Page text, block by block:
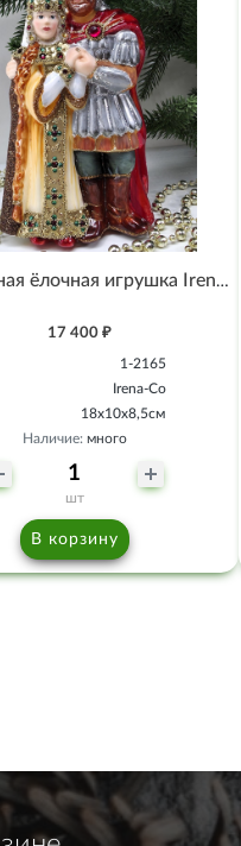
Стеклянная ёлочная игрушка Irena-Co Руслан и Людмила
17 400 ₽
1-2165
Irena-Co
18х10х8,5см
Наличие: много
шт
В корзину